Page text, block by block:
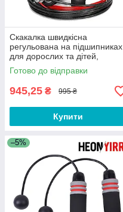
Скакалка швидкісна
регульована на підшипниках
для дорослих та дітей,
фітнесу, кросфіту, схуднення,
спорту V3
Готово до відправки
945,25 ₴ 995 ₴
Купити
–5%